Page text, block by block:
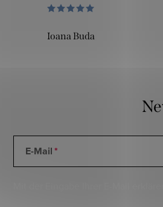
Ioana Buda
E-Mail